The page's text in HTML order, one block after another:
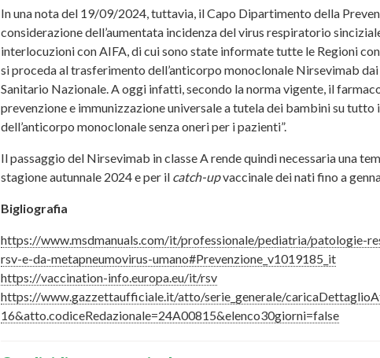
In una nota del 19/09/2024, tuttavia, il Capo Dipartimento della
considerazione dell’aumentata incidenza del virus respiratorio
interlocuzioni con AIFA, di cui sono state informate tutte le Regioni
si proceda al trasferimento dell’anticorpo monoclonale Nirsevimab
Sanitario Nazionale. A oggi infatti, secondo la norma vigente, il
prevenzione e immunizzazione universale a tutela dei bambini su
dell’anticorpo monoclonale senza oneri per i pazienti”.
Il passaggio del Nirsevimab in classe A rende quindi necessaria una
stagione autunnale 2024 e per il catch-upvaccinale dei nati fino a
Bigliografia
https://www.msdmanuals.com/it/professionale/pediatria/
rsv-e-da-metapneumovirus-umano#Prevenzione_v1019185_it
https://vaccination-info.europa.eu/it/rsv
https://www.gazzettaufficiale.it/atto/serie_generale/
16&atto.codiceRedazionale=24A00815&elenco30giorni=false